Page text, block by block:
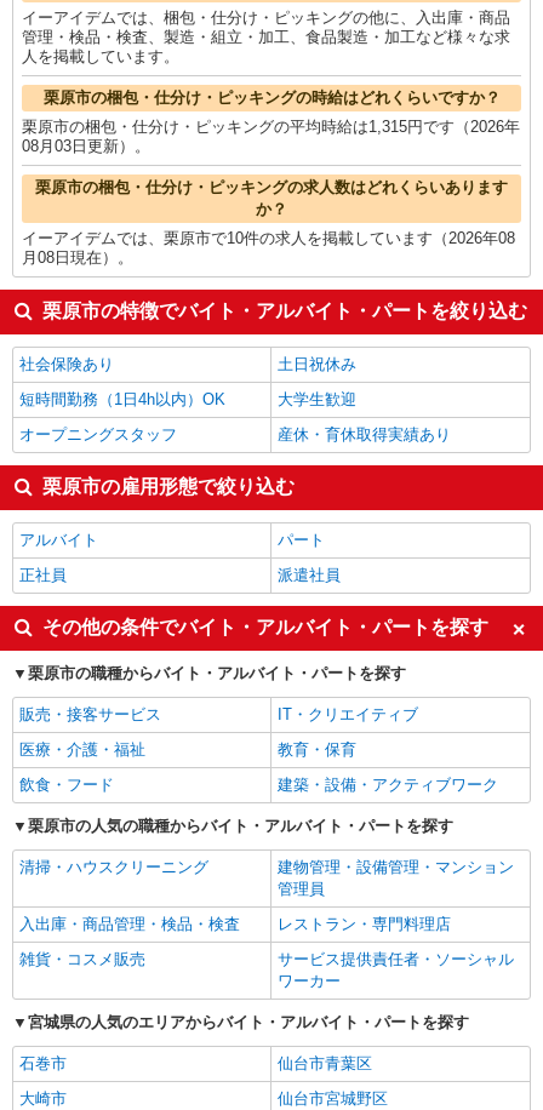
イーアイデムでは、梱包・仕分け・ピッキングの他に、入出庫・商品
管理・検品・検査、製造・組立・加工、食品製造・加工など様々な求
人を掲載しています。
栗原市の梱包・仕分け・ピッキングの時給はどれくらいですか？
栗原市の梱包・仕分け・ピッキングの平均時給は1,315円です（2026年
08月03日更新）。
栗原市の梱包・仕分け・ピッキングの求人数はどれくらいあります
か？
イーアイデムでは、栗原市で10件の求人を掲載しています（2026年08
月08日現在）。
栗原市の特徴でバイト・アルバイト・パートを絞り込む
社会保険あり
土日祝休み
短時間勤務（1日4h以内）OK
大学生歓迎
オープニングスタッフ
産休・育休取得実績あり
栗原市の雇用形態で絞り込む
アルバイト
パート
正社員
派遣社員
その他の条件でバイト・アルバイト・パートを探す
栗原市の職種からバイト・アルバイト・パートを探す
販売・接客サービス
IT・クリエイティブ
医療・介護・福祉
教育・保育
飲食・フード
建築・設備・アクティブワーク
栗原市の人気の職種からバイト・アルバイト・パートを探す
清掃・ハウスクリーニング
建物管理・設備管理・マンション
管理員
入出庫・商品管理・検品・検査
レストラン・専門料理店
雑貨・コスメ販売
サービス提供責任者・ソーシャル
ワーカー
宮城県の人気のエリアからバイト・アルバイト・パートを探す
石巻市
仙台市青葉区
大崎市
仙台市宮城野区